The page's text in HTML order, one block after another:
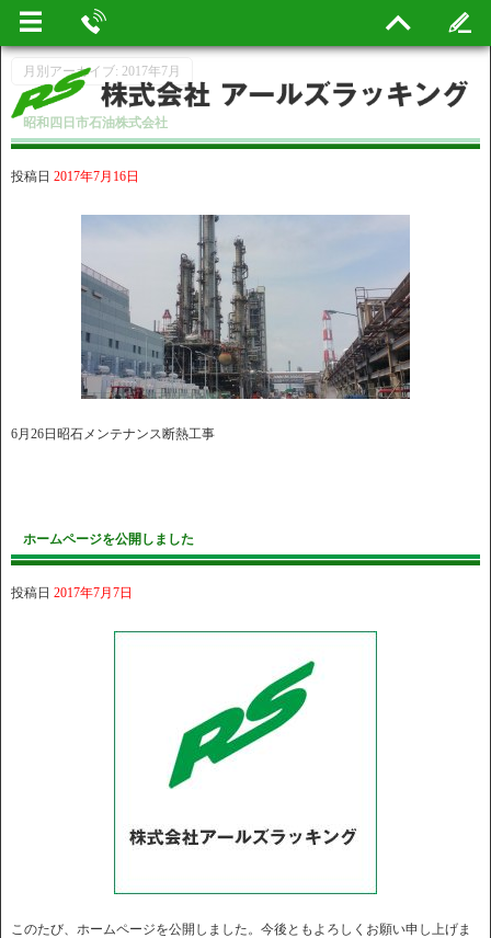
月別アーカイブ: 2017年7月
昭和四日市石油株式会社
投稿日 2017年7月16日
6月26日昭石メンテナンス断熱工事
ホームページを公開しました
投稿日 2017年7月7日
このたび、ホームページを公開しました。今後ともよろしくお願い申し上げま